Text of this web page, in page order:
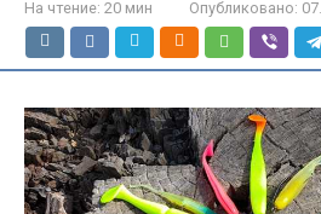
На чтение: 20 мин Опубликовано: